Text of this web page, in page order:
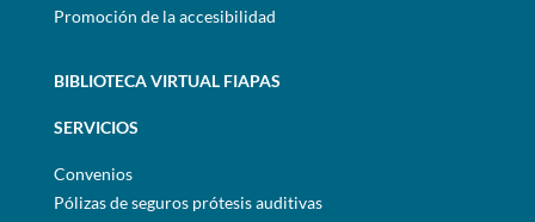
Promoción de la accesibilidad
BIBLIOTECA VIRTUAL FIAPAS
SERVICIOS
Convenios
Pólizas de seguros prótesis auditivas